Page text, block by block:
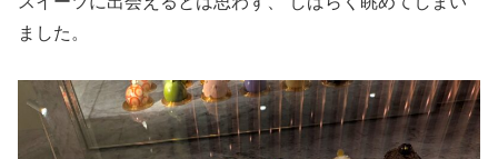
ました。